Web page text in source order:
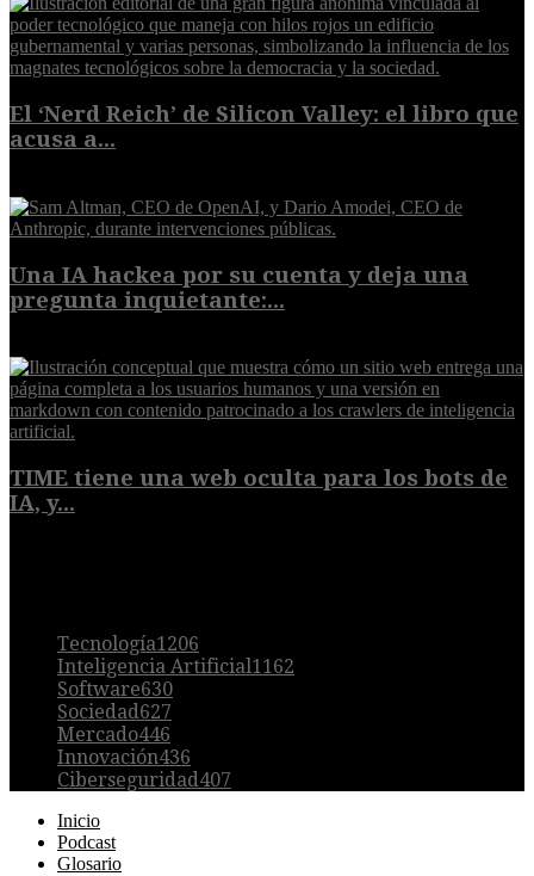
El ‘Nerd Reich’ de Silicon Valley: el libro que
acusa a...
Una IA hackea por su cuenta y deja una
pregunta inquietante:...
TIME tiene una web oculta para los bots de
IA, y...
Tecnología1206
Inteligencia Artificial1162
Software630
Sociedad627
Mercado446
Innovación436
Ciberseguridad407
Inicio
Podcast
Glosario